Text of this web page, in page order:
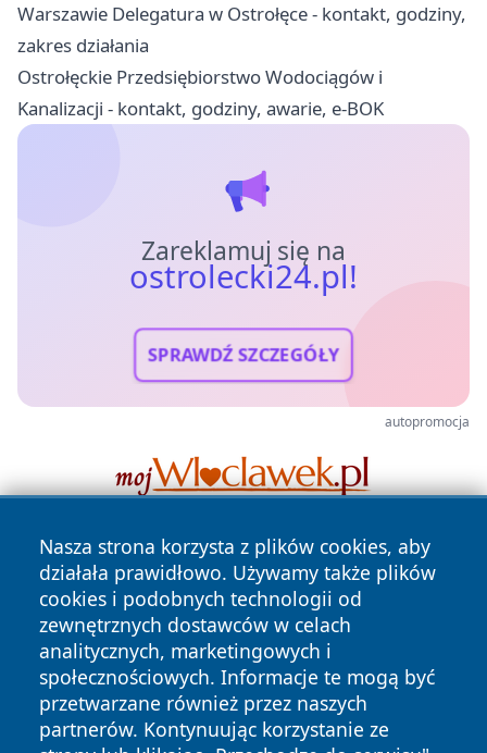
Warszawie Delegatura w Ostrołęce - kontakt, godziny,
zakres działania
Ostrołęckie Przedsiębiorstwo Wodociągów i
Kanalizacji - kontakt, godziny, awarie, e-BOK
Zareklamuj się na
ostrolecki24.pl!
SPRAWDŹ SZCZEGÓŁY
autopromocja
Nasza strona korzysta z plików cookies, aby
działała prawidłowo. Używamy także plików
cookies i podobnych technologii od
zewnętrznych dostawców w celach
analitycznych, marketingowych i
społecznościowych. Informacje te mogą być
przetwarzane również przez naszych
partnerów. Kontynuując korzystanie ze
Copyright © 2026 ostrolecki24.pl Wszystkie prawa
zastrzeżone.